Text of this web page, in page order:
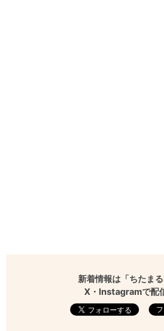
新着情報は「ちたまる
X・Instagramで配